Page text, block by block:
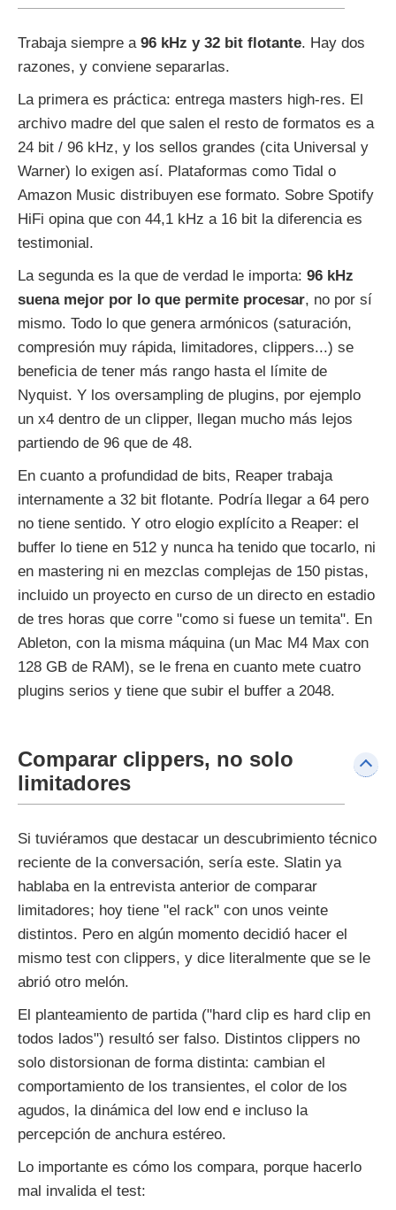
Trabaja siempre a 96 kHz y 32 bit flotante. Hay dos
razones, y conviene separarlas.
La primera es práctica: entrega masters high-res. El
archivo madre del que salen el resto de formatos es a
24 bit / 96 kHz, y los sellos grandes (cita Universal y
Warner) lo exigen así. Plataformas como Tidal o
Amazon Music distribuyen ese formato. Sobre Spotify
HiFi opina que con 44,1 kHz a 16 bit la diferencia es
testimonial.
La segunda es la que de verdad le importa: 96 kHz
suena mejor por lo que permite procesar, no por sí
mismo. Todo lo que genera armónicos (saturación,
compresión muy rápida, limitadores, clippers...) se
beneficia de tener más rango hasta el límite de
Nyquist. Y los oversampling de plugins, por ejemplo
un x4 dentro de un clipper, llegan mucho más lejos
partiendo de 96 que de 48.
En cuanto a profundidad de bits, Reaper trabaja
internamente a 32 bit flotante. Podría llegar a 64 pero
no tiene sentido. Y otro elogio explícito a Reaper: el
buffer lo tiene en 512 y nunca ha tenido que tocarlo, ni
en mastering ni en mezclas complejas de 150 pistas,
incluido un proyecto en curso de un directo en estadio
de tres horas que corre "como si fuese un temita". En
Ableton, con la misma máquina (un Mac M4 Max con
128 GB de RAM), se le frena en cuanto mete cuatro
plugins serios y tiene que subir el buffer a 2048.
Comparar clippers, no solo
limitadores
Si tuviéramos que destacar un descubrimiento técnico
reciente de la conversación, sería este. Slatin ya
hablaba en la entrevista anterior de comparar
limitadores; hoy tiene "el rack" con unos veinte
distintos. Pero en algún momento decidió hacer el
mismo test con clippers, y dice literalmente que se le
abrió otro melón.
El planteamiento de partida ("hard clip es hard clip en
todos lados") resultó ser falso. Distintos clippers no
solo distorsionan de forma distinta: cambian el
comportamiento de los transientes, el color de los
agudos, la dinámica del low end e incluso la
percepción de anchura estéreo.
Lo importante es cómo los compara, porque hacerlo
mal invalida el test: